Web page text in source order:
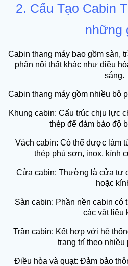
2. Cấu Tạo Cabin
những
Cabin thang máy bao gồm sàn,
phận nội thất khác như điều
sáng.
Cabin thang máy gồm nhiều bộ
Khung cabin: Cấu trúc chịu lực
thép để đảm bảo độ
Vách cabin: Có thể được làm
thép phủ sơn, inox, kính
Cửa cabin: Thường là cửa tự
hoặc
Sàn cabin: Phần nền cabin có
các vật liệu
Trần cabin: Kết hợp với hệ
trang trí theo nhiều
Điều hòa và quạt: Đảm bảo